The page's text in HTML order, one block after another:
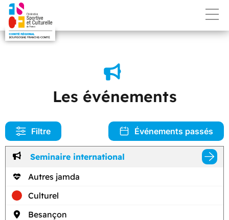
Les événements
Filtre Événements passés
Seminaire international
Autres jamda
Culturel
Besançon